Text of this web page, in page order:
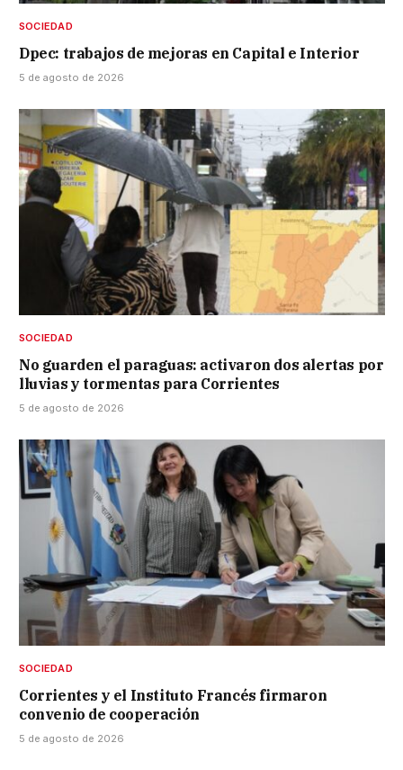
SOCIEDAD
Dpec: trabajos de mejoras en Capital e Interior
5 de agosto de 2026
SOCIEDAD
No guarden el paraguas: activaron dos alertas por
lluvias y tormentas para Corrientes
5 de agosto de 2026
SOCIEDAD
Corrientes y el Instituto Francés firmaron
convenio de cooperación
5 de agosto de 2026